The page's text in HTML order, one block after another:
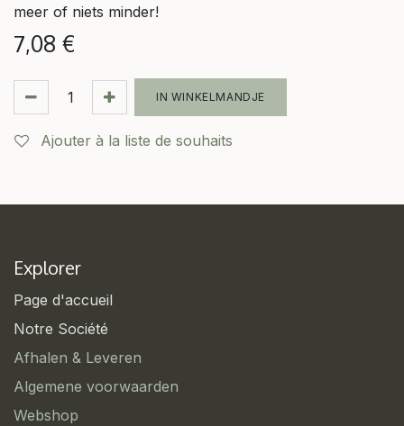
meer of niets minder!
7,08 €
IN WINKELMANDJE
Ajouter à la liste de souhaits
Explorer
Page d'accueil
Notre Société
Afhalen & Leveren
Algemene voorwaarden
Webshop